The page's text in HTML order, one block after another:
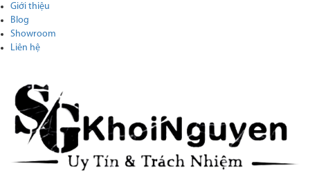
Giới thiệu
Blog
Showroom
Liên hệ